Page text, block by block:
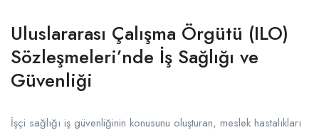
Uluslararası Çalışma Örgütü (ILO)
Sözleşmeleri’nde İş Sağlığı ve
Güvenliği
İşçi sağlığı iş güvenliğinin konusunu oluşturan, meslek hastalıkları